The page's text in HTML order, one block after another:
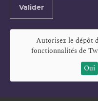
Valider
Autorisez le dépôt
fonctionnalités de
Oui